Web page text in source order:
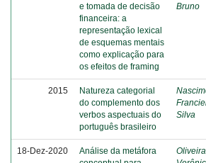
e tomada de decisão
financeira: a
representação lexical
de esquemas mentais
como explicação para
os efeitos de framing
Bruno
2015
Natureza categorial
do complemento dos
verbos aspectuais do
português brasileiro
Silva
18-Dez-2020
Análise da metáfora
Oliveira,